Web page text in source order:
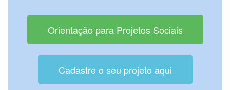
Orientação para Projetos Sociais
Cadastre o seu projeto aqui